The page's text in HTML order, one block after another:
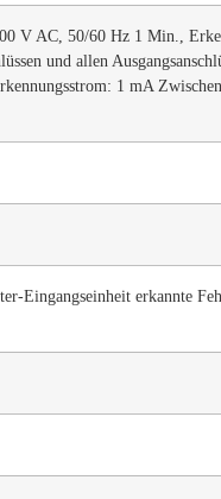
V AC, 50/60 Hz 1 Min.,
und allen
1 mA
Eingangseinheit erkannte